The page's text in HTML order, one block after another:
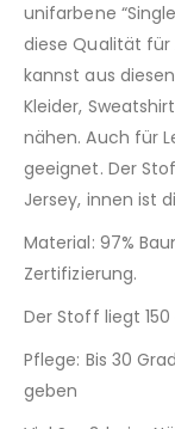
unifarbene
diese Qualität
kannst aus
Kleider,
nähen. Auch für
geeignet. Der
Jersey, innen ist
Material: 97%
Zertifizierung.
Der Stoff liegt
Pflege: Bis 30
geben